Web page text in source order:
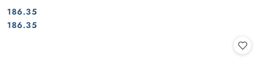
Cena:
186.35
Cena:
186.35